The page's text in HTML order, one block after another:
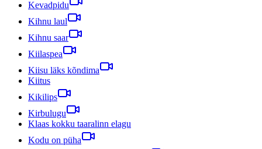
Kevadpidu
Kihnu laul
Kihnu saar
Kiilaspea
Kiisu läks kõndima
Kiitus
Kikilips
Kirbulugu
Klaas kokku taaralinn elagu
Kodu on püha